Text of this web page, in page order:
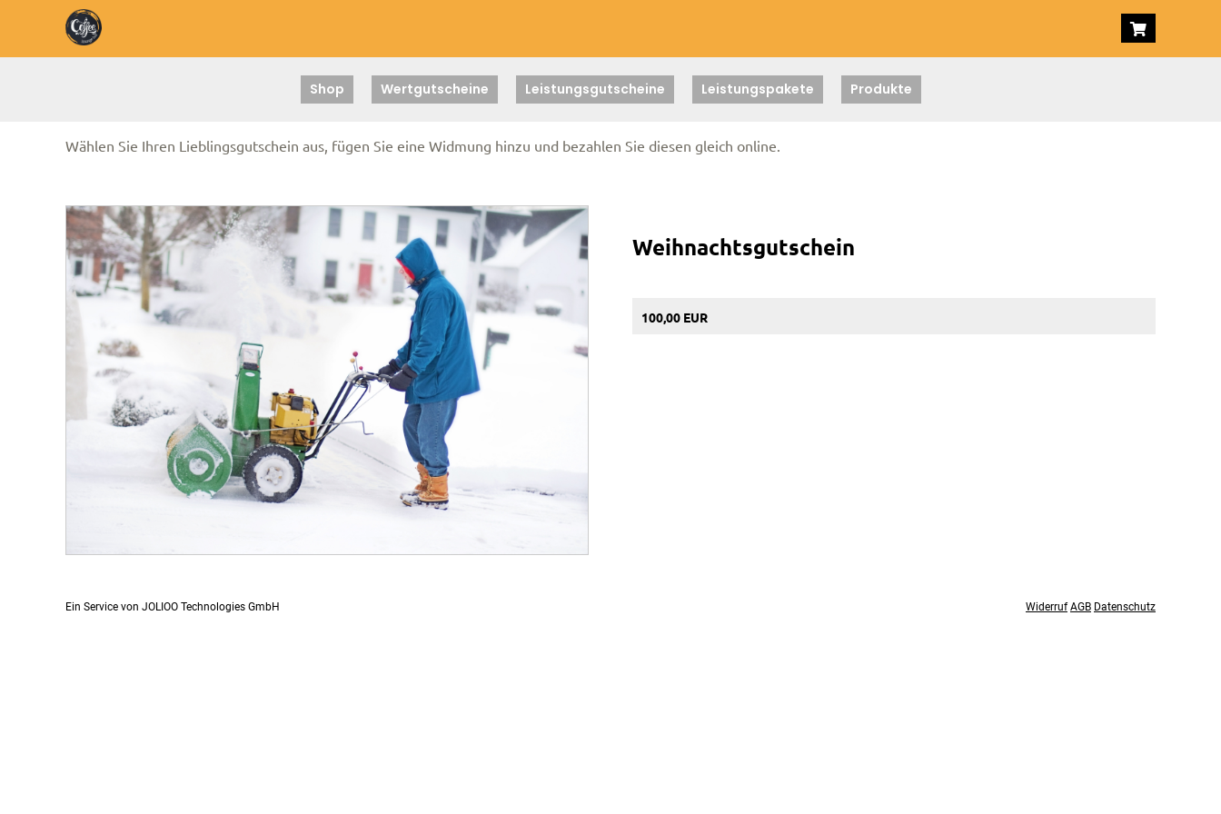
Shop Wertgutscheine Leistungsgutscheine Leistungspakete Produkte
Wählen Sie Ihren Lieblingsgutschein aus, fügen Sie eine Widmung hinzu und bezahlen Sie diesen gleich online.
Weihnachtsgutschein
100,00 EUR
Ein Service von JOLIOO Technologies GmbH Widerruf AGB Datenschutz